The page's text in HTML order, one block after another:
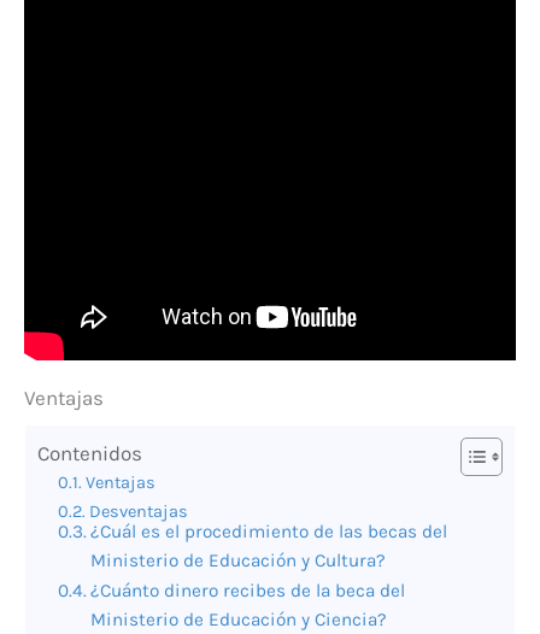
Ventajas
Contenidos
Ventajas
Desventajas
¿Cuál es el procedimiento de las becas del
Ministerio de Educación y Cultura?
¿Cuánto dinero recibes de la beca del
Ministerio de Educación y Ciencia?